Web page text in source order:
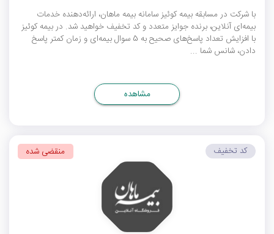
با شرکت در مسابقه بیمه کوئیز سامانه بیمه ماهان، ارائه‌دهنده خدمات
بیمه‌ای آنلاین، برنده جوایز متعدد و کد تخفیف خواهید شد. در بیمه کوئیز
با افزایش تعداد پاسخ‌های صحیح به 5 سوال بیمه‌ای و زمان کمتر پاسخ
دادن، شانس شما ...
مشاهده
کد تخفیف منقضی شده